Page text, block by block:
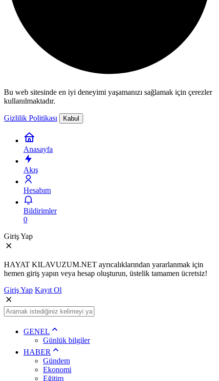
Bu web sitesinde en iyi deneyimi yaşamanızı sağlamak için çerezler
kullanılmaktadır.
Gizlilik Politikası Kabul
Anasayfa
Akış
Hesabım
Bildirimler
0
Giriş Yap
HAYAT KILAVUZUM.NET ayrıcalıklarından yararlanmak için
hemen giriş yapın veya hesap oluşturun, üstelik tamamen ücretsiz!
Giriş Yap Kayıt Ol
GENEL
Günlük bilgiler
HABER
Gündem
Ekonomi
Eğitim